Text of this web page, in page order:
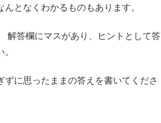
となくわかるものもあります。
解答欄にマスがあり、ヒントとして答
に思ったままの答えを書いてくださ